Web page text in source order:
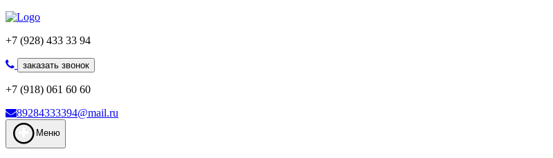
+7 (928) 433 33 94
заказать звонок
+7 (918) 061 60 60
89284333394@mail.ru
Меню